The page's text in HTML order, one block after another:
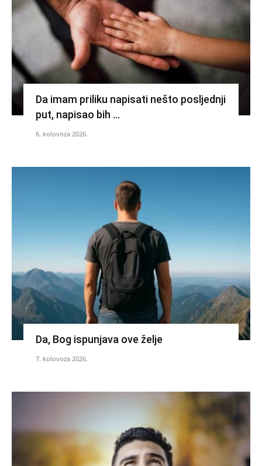
Da imam priliku napisati nešto posljednji
put, napisao bih …
6. kolovoza 2026.
Da, Bog ispunjava ove želje
7. kolovoza 2026.